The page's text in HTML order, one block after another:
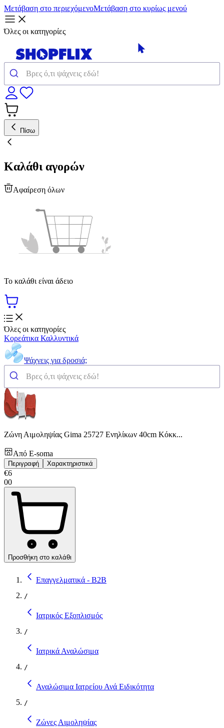
Μετάβαση στο περιεχόμενοΜετάβαση στο κυρίως μενού
Όλες οι κατηγορίες
Πίσω
Καλάθι αγορών
Αφαίρεση όλων
Το καλάθι είναι άδειο
Όλες οι κατηγορίες
Κορεάτικα Καλλυντικά
Ψάχνεις για δροσιά;
Ζώνη Αιμοληψίας Gima 25727 Ενηλίκων 40cm Κόκκ...
Από E-soma
Περιγραφή Χαρακτηριστικά
€6
00
Προσθήκη στο καλάθι
Επαγγελματικά - B2B
/
Ιατρικός Εξοπλισμός
/
Ιατρικά Αναλώσιμα
/
Αναλώσιμα Ιατρείου Ανά Ειδικότητα
/
Ζώνες Αιμοληψίας